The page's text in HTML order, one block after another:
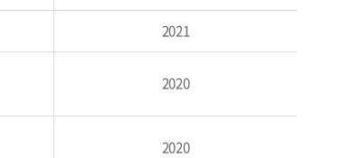
2021
2020
2020